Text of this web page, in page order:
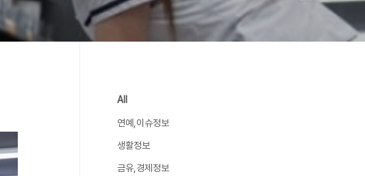
All
연예,이슈정보
생활정보
금유,경제정보